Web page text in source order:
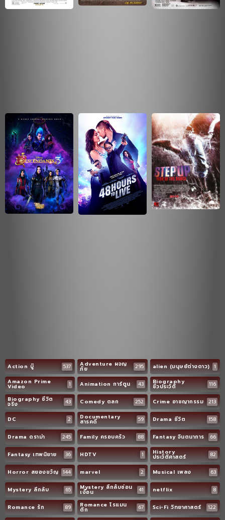
Action บู๊ 537 Adventure ผจญ
ภัย 295 alien (มนุษย์ต่างดาว) 1
Amazon Prime
Video 1 Animation การ์ตูน 43 Biography
ชีวประวัติ
116
Biography ชีวิต
จริง 43 Comedy ตลก 252 Crime อาชญากรรม 213
DC 2 Documentary
สารคดี 59 Drama ชีวิต 158
Drama ดราม่า 245 Family ครอบครัว 88 Fantasy จินตนาการ 66
Fantasy เทพนิยาย 36 HDTV 1 History
ประวัติศาสตร์ 82
Horror สยองขวัญ 144 marvel 2 Musical เพลง 63
Mystery ลึกลับ 65 Mystery ลึกลับซ่อน
เงื่อน 41 netflix 8
Romance รัก 89 Romance โรแมน
ติก 67 Sci-Fi วิทยาศาสตร์ 122